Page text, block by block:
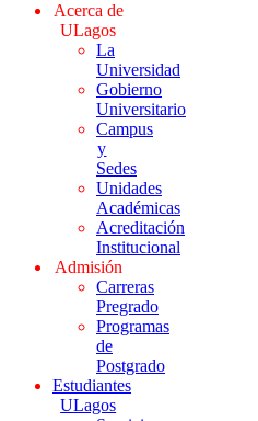
Acerca de
ULagos
La
Universidad
Gobierno
Universitario
Campus
y
Sedes
Unidades
Académicas
Acreditación
Institucional
Admisión
Carreras
Pregrado
Programas
de
Postgrado
Estudiantes
ULagos